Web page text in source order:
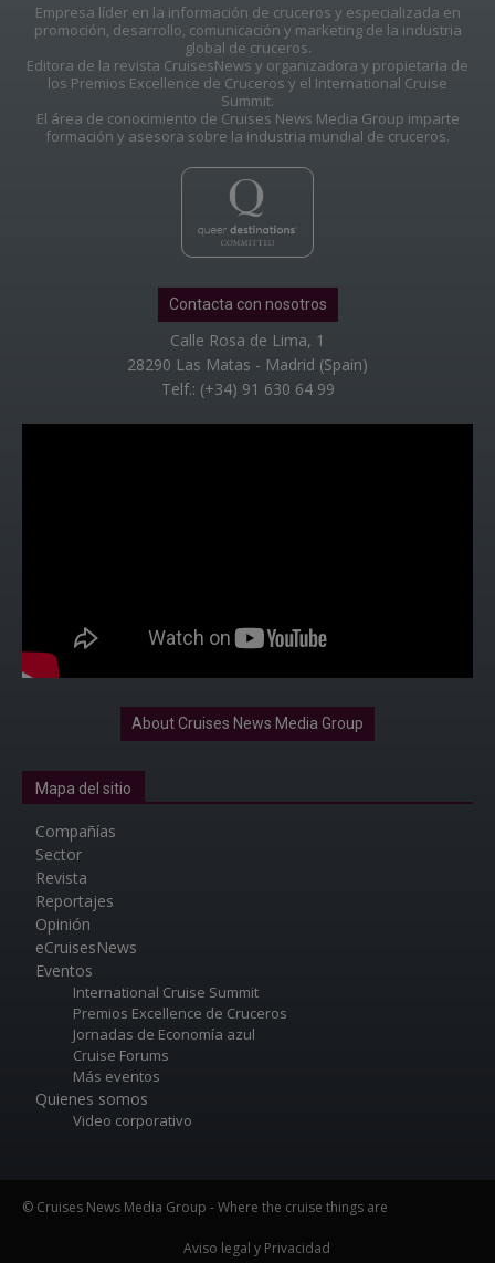
Empresa líder en la información de cruceros y especializada en
promoción, desarrollo, comunicación y marketing de la industria
global de cruceros.
Editora de la revista CruisesNews y organizadora y propietaria de
los Premios Excellence de Cruceros y el International Cruise
Summit.
El área de conocimiento de Cruises News Media Group imparte
formación y asesora sobre la industria mundial de cruceros.
Contacta con nosotros
Calle Rosa de Lima, 1
28290 Las Matas - Madrid (Spain)
Telf.: (+34) 91 630 64 99
About Cruises News Media Group
Mapa del sitio
Compañías
Sector
Revista
Reportajes
Opinión
eCruisesNews
Eventos
International Cruise Summit
Premios Excellence de Cruceros
Jornadas de Economía azul
Cruise Forums
Más eventos
Quienes somos
Video corporativo
© Cruises News Media Group - Where the cruise things are
Aviso legal y Privacidad